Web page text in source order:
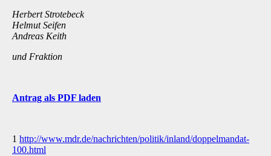
Herbert Strotebeck
Helmut Seifen
Andreas Keith
und Fraktion
Antrag als PDF laden
1 http://www.mdr.de/nachrichten/politik/inland/doppelmandat-
100.html